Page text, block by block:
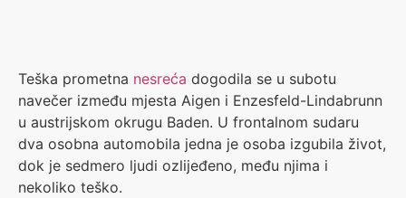
Teška prometna nesreća dogodila se u subotu
navečer između mjesta Aigen i Enzesfeld-Lindabrunn
u austrijskom okrugu Baden. U frontalnom sudaru
dva osobna automobila jedna je osoba izgubila život,
dok je sedmero ljudi ozlijeđeno, među njima i
nekoliko teško.